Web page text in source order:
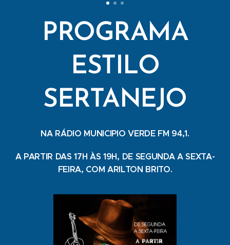
PROGRAMA
ESTILO
SERTANEJO
NA RÁDIO MUNICIPIO VERDE FM 94,1.
A PARTIR DAS 17H ÀS 19H, DE SEGUNDA A SEXTA-
FEIRA, COM ARILTON BRITO.